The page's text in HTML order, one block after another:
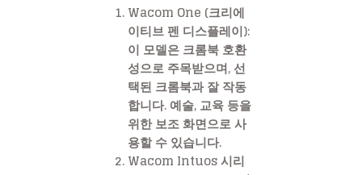
Wacom One (크리에
이티브 펜 디스플레이):
이 모델은 크롬북 호환
성으로 주목받으며, 선
택된 크롬북과 잘 작동
합니다. 예술, 교육 등을
위한 보조 화면으로 사
용할 수 있습니다.
Wacom Intuos 시리